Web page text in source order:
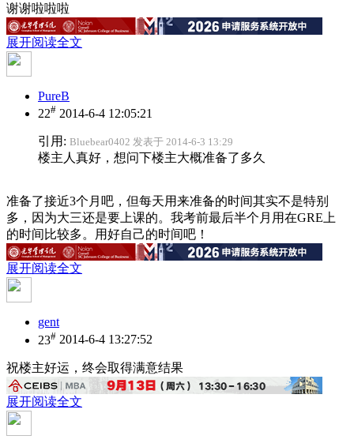
谢谢啦啦啦
展开阅读全文
PureB
22# 2014-6-4 12:05:21
引用: Bluebear0402 发表于 2014-6-3 13:29
楼主人真好，想问下楼主大概准备了多久
准备了接近3个月吧，但每天用来准备的时间其实不是特别
多，因为大三还是要上课的。我考前最后半个月用在GRE上
的时间比较多。用好自己的时间吧！
展开阅读全文
gent
23# 2014-6-4 13:27:52
祝楼主好运，终会取得满意结果
展开阅读全文